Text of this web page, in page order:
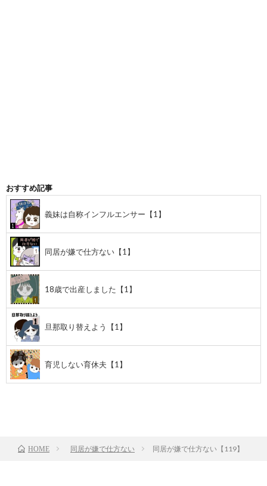
おすすめ記事
義妹は自称インフルエンサー【1】
同居が嫌で仕方ない【1】
18歳で出産しました【1】
旦那取り替えよう【1】
育児しない育休夫【1】
HOME 同居が嫌で仕方ない 同居が嫌で仕方ない【119】